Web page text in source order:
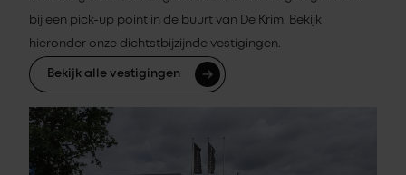
bij een pick-up point in de buurt van De Krim. Bekijk
hieronder onze dichtstbijzijnde vestigingen.
Bekijk alle vestigingen